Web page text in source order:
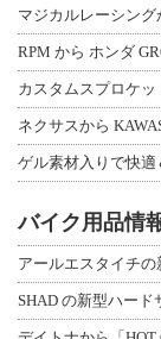
ネクサスから
バイク用品情
SHAD の新型ハード